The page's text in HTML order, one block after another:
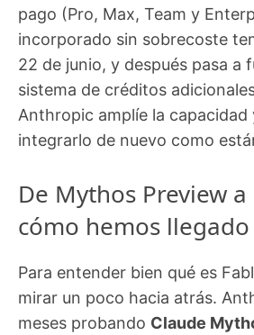
pago (Pro, Max, Team y
incorporado sin sobrecoste
22 de junio, y después pasa a
sistema de créditos
Anthropic amplíe la capacidad
integrarlo de nuevo como
De Mythos Preview a
cómo hemos
Para entender bien qué es
mirar un poco hacia atrás.
meses probando Claude